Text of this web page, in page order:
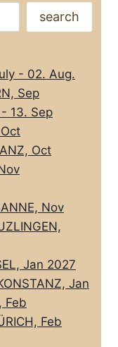
search
- 02. Aug.
Sep
- 13. Sep
Oct
Nov
Jan 2027
Jan
Feb
Feb